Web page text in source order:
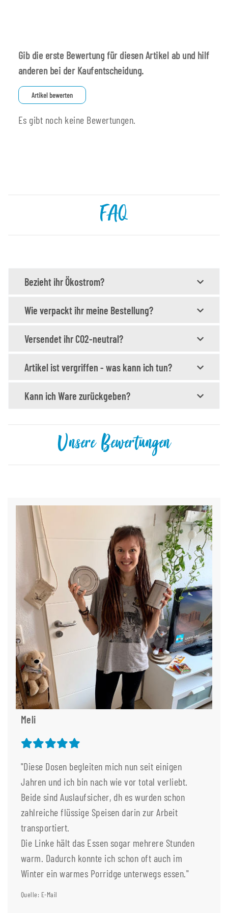
Gib die erste Bewertung für diesen Artikel ab und hilf
anderen bei der Kaufentscheidung.
Artikel bewerten
Es gibt noch keine Bewertungen.
FAQ
Bezieht ihr Ökostrom?
Wie verpackt ihr meine Bestellung?
Versendet ihr CO2-neutral?
Artikel ist vergriffen - was kann ich tun?
Kann ich Ware zurückgeben?
Unsere Bewertungen
Meli
"Diese Dosen begleiten mich nun seit einigen
Jahren und ich bin nach wie vor total verliebt.
Beide sind Auslaufsicher, dh es wurden schon
zahlreiche flüssige Speisen darin zur Arbeit
transportiert.
Die Linke hält das Essen sogar mehrere Stunden
warm. Dadurch konnte ich schon oft auch im
Winter ein warmes Porridge unterwegs essen."
Quelle: E-Mail